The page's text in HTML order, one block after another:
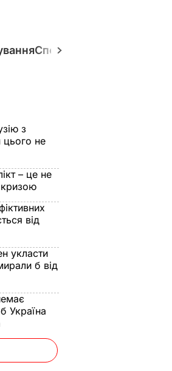
Спецпроєкти
з
цього не
– це не
від
укласти
б від
Україна